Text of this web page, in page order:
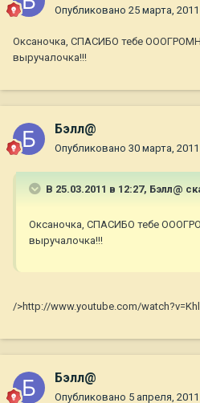
Опубликовано 25 марта, 2011
Оксаночка, СПАСИБО тебе
выручалочка!!!
Бэлл@
Опубликовано 30 марта, 2011
В 25.03.2011 в 12:27, Бэлл@
Оксаночка, СПАСИБО тебе
выручалочка!!!
/>http://www.youtube.com/
Бэлл@
Опубликовано 5 апреля, 2011